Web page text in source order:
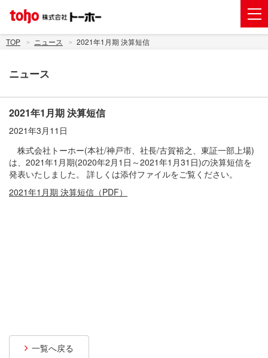
会社案内
株主・投資家情報
トーホーグループのサステナビリティ
ニュース
採用情報
サイトマップ
TOP ニュース 2021年1月期 決算短信
ニュース
2021年1月期 決算短信
2021年3月11日
株式会社トーホー(本社/神戸市、社長/古賀裕之、東証一部上場)
は、2021年1月期(2020年2月1日～2021年1月31日)の決算短信を
発表いたしました。 詳しくは添付ファイルをご覧ください。
2021年1月期 決算短信（PDF）
一覧へ戻る